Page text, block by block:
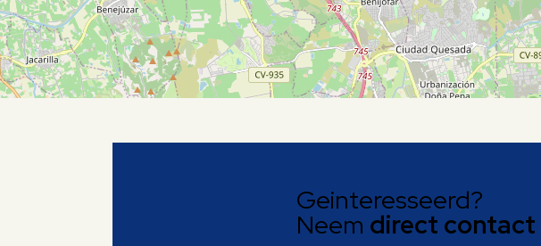
Geinteresseerd?
Neem direct contact